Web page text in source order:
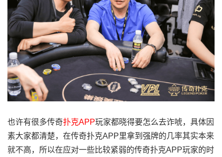
也许有很多传奇扑克APP玩家都晓得要怎么去诈唬，具体因
素大家都清楚，在传奇扑克APP里拿到强牌的几率其实本来
就不高，所以在应对一些比较紧弱的传奇扑克APP玩家的时